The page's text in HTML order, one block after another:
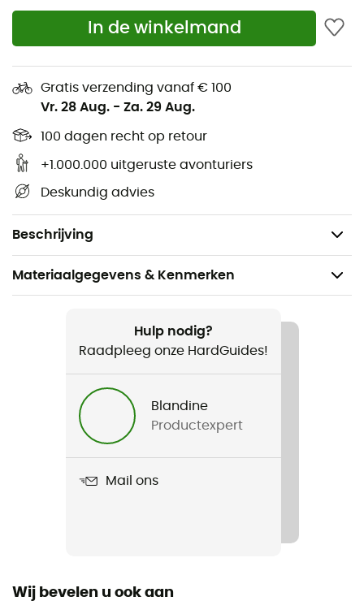
In de winkelmand
Gratis verzending vanaf € 100
Vr. 28 Aug. - Za. 29 Aug.
100 dagen recht op retour
+1.000.000 uitgeruste avonturiers
Deskundig advies
Beschrijving
compressiezak
bluesign® gecertificeerde vulling
tweewegritssluiting van 7/8 inch lengte
bluesign gecertificeerd product
comfortabele mummysnit
ritssluiting met anti-klem bescherming
eencellige constructie
Materiaalgegevens & Kenmerken
Wandelen / Trekking / Kamperen / Bivak
Heren / Dames
Hulp nodig?
Raadpleeg onze HardGuides!
Blandine
Productexpert
Mail ons
Wij bevelen u ook aan